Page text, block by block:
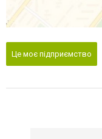
Це моє підприємство